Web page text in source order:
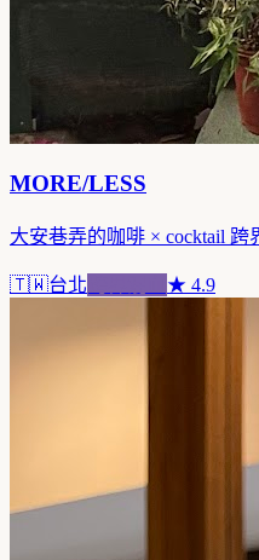
MORE/LESS
大安巷弄的咖啡 × cocktail 跨
🇹🇼台北 ★ 4.9